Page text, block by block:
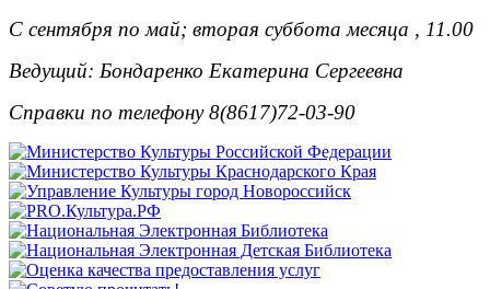
С сентября по май; вторая суббота месяца , 11.00
Ведущий: Бондаренко Екатерина Сергеевна
Справки по телефону 8(8617)72-03-90